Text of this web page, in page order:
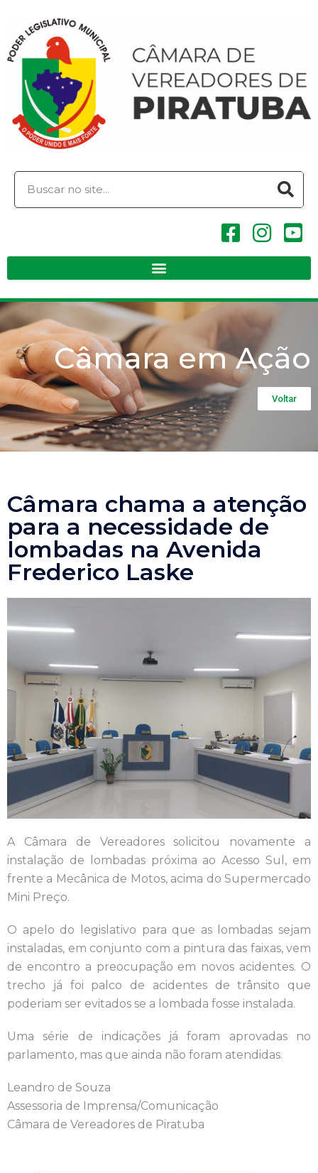
Câmara em Ação
Voltar
Câmara chama a atenção
para a necessidade de
lombadas na Avenida
Frederico Laske
A Câmara de Vereadores solicitou novamente a
instalação de lombadas próxima ao Acesso Sul, em
frente a Mecânica de Motos, acima do Supermercado
Mini Preço.
O apelo do legislativo para que as lombadas sejam
instaladas, em conjunto com a pintura das faixas, vem
de encontro a preocupação em novos acidentes. O
trecho já foi palco de acidentes de trânsito que
poderiam ser evitados se a lombada fosse instalada.
Uma série de indicações já foram aprovadas no
parlamento, mas que ainda não foram atendidas.
Leandro de Souza
Assessoria de Imprensa/Comunicação
Câmara de Vereadores de Piratuba